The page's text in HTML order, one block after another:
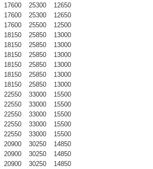
17600 25300
12650
17600 25300
12650
17600 25500
12500
18150 25850
13000
18150 25850
13000
18150 25850
13000
18150 25850
13000
18150 25850
13000
18150 25850
13000
22550 33000
15500
22550 33000
15500
22550 33000
15500
22550 33000
15500
22550 33000
15500
20900 30250
14850
20900 30250
14850
20900 30250
14850